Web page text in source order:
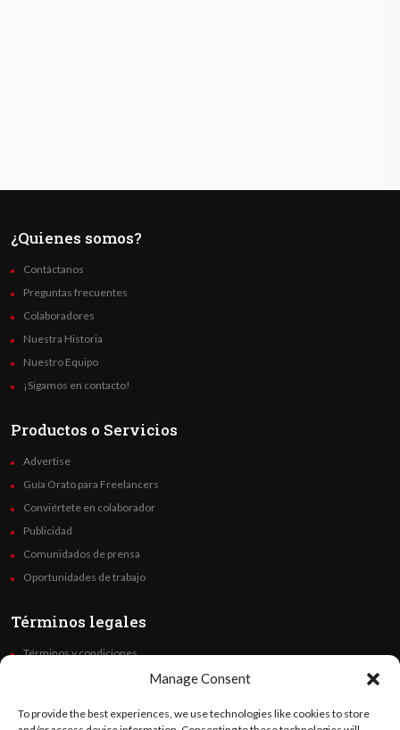
Manage Consent
To provide the best experiences, we use technologies like cookies to store
¿Quienes somos?
Contáctanos
Preguntas frecuentes
Colaboradores
Nuestra Historia
Nuestro Equipo
¡Sigamos en contacto!
Productos o Servicios
Advertise
Guía Orato para Freelancers
Conviértete en colaborador
Publicidad
Comunidados de prensa
Oportunidades de trabajo
Términos legales
Términos y condiciones
Code of Ethics